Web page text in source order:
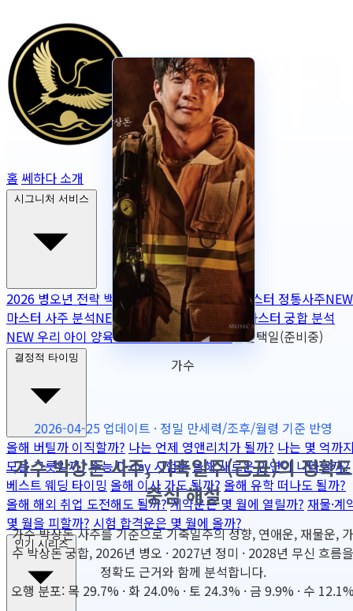
홈 쎄하다 소개
시그니처 서비스
2026 병오년 전략 백서 NEW 2026 토정비결마스터 정통사주NEW
마스터 사주 분석NEW 무보정 사주 판독
마스터 궁합 분석
NEW 우리 아이 양육 궁합 NEW 작명OPEN출산택일(준비중)
결정적 타이밍
올해 버틸까 이직할까? 나는 언제 영앤리치가 될까? 나는 몇 억까
모을 그릇일까?수능 D-day 시험운올해 새로운 인연이 나타날까?
베스트 웨딩 타이밍 올해 이사 가도 될까? 올해 유학 떠나도 될까?
올해 해외 취업 도전해도 될까?계약운은 몇 월에 열릴까? 재물·계
몇 월을 피할까? 시험 합격운은 몇 월에 올까?
인기 시리즈
가수
2026-04-25 업데이트 · 정밀 만세력/조후/월령 기준 반영
가수 박상돈 사주, 기축일주(己丑)의 정확도
중심 해설
가수 박상돈 사주를 기준으로 기축일주의 성향, 연애운, 재물운, 가
수 박상돈 궁합, 2026년 병오 · 2027년 정미 · 2028년 무신 흐름을
정확도 근거와 함께 분석합니다.
오행 분포: 목 29.7% · 화 24.0% · 토 24.3% · 금 9.9% · 수